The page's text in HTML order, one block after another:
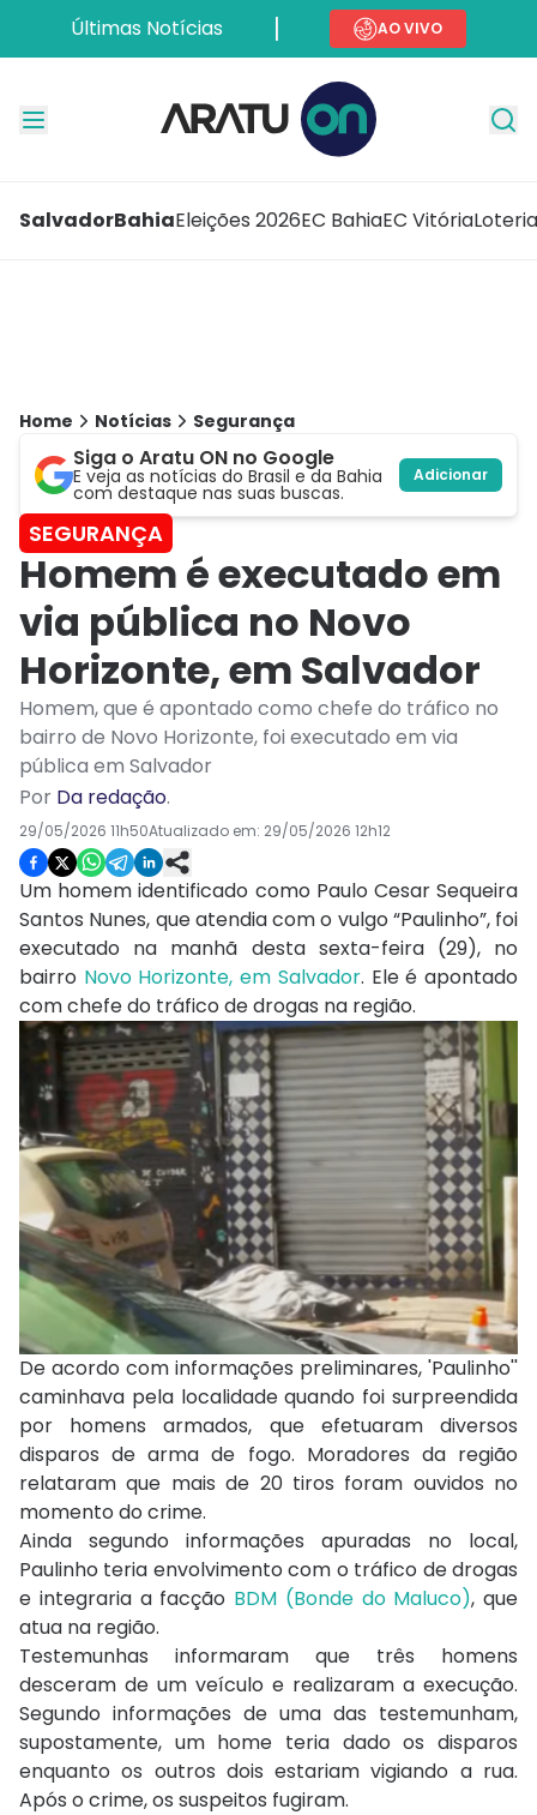
Últimas Notícias AO VIVO
SalvadorBahiaEleições 2026EC BahiaEC Vitória
Home Notícias Segurança
Siga o Aratu ON no Google
E veja as notícias do Brasil e da Bahia
com destaque nas suas buscas.
Adicionar
SEGURANÇA
Homem é executado em
via pública no Novo
Horizonte, em Salvador
Homem, que é apontado como chefe do tráfico no
bairro de Novo Horizonte, foi executado em via
pública em Salvador
Por Da redação.
29/05/2026 11h50Atualizado em: 29/05/2026 12h12
Um homem identificado como Paulo Cesar Sequeira
Santos Nunes, que atendia com o vulgo “Paulinho”, foi
executado na manhã desta sexta-feira (29), no
bairro Novo Horizonte, em Salvador. Ele é apontado
com chefe do tráfico de drogas na região.
De acordo com informações preliminares, 'Paulinho''
caminhava pela localidade quando foi surpreendida
por homens armados, que efetuaram diversos
disparos de arma de fogo. Moradores da região
relataram que mais de 20 tiros foram ouvidos no
momento do crime.
Ainda segundo informações apuradas no local,
Paulinho teria envolvimento com o tráfico de drogas
e integraria a facção BDM (Bonde do Maluco), que
atua na região.
Testemunhas informaram que três homens
desceram de um veículo e realizaram a execução.
Segundo informações de uma das testemunham,
supostamente, um home teria dado os disparos
enquanto os outros dois estariam vigiando a rua.
Após o crime, os suspeitos fugiram.